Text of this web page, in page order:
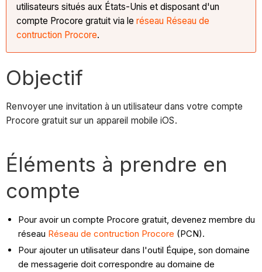
utilisateurs situés aux États-Unis et disposant d'un
compte Procore gratuit via leréseau Réseau de
contruction Procore.
Objectif
Renvoyer une invitation à un utilisateur dans votre compte
Procore gratuit sur un appareil mobile iOS.
Éléments à prendre en
compte
Pour avoir un compte Procore gratuit, devenez membre du
réseau Réseau de contruction Procore (PCN).
Pour ajouter un utilisateur dans l'outil Équipe, son domaine
de messagerie doit correspondre au domaine de